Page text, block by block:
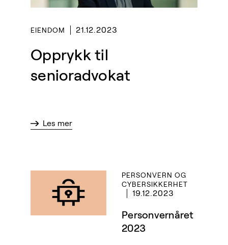
EIENDOM 21.12.2023
Opprykk til
senioradvokat
Les mer
PERSONVERN OG
CYBERSIKKERHET
19.12.2023
Personvernåret
2023